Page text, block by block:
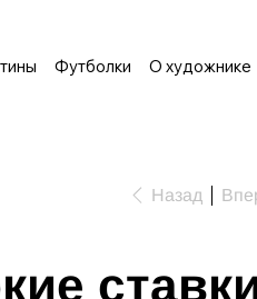
Футболки О художнике
Назад